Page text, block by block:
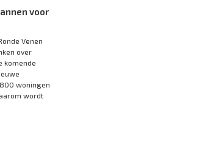
voor
Venen
over
komende
woningen
wordt